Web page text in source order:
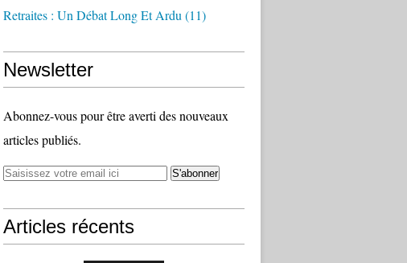
Retraites : Un Débat Long Et Ardu (11)
Newsletter
Abonnez-vous pour être averti des nouveaux
articles publiés.
Articles récents